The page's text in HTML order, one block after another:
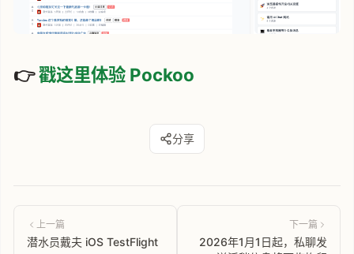
👉戳这里体验 Pockoo
分享
上一篇
潜水员戴夫 iOS TestFlight
下一篇
2026年1月1日起，私聊发